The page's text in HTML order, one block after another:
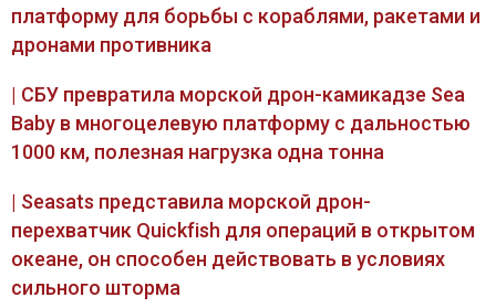
платформу для борьбы с кораблями, ракетами и
дронами противника
| СБУ превратила морской дрон-камикадзе Sea
Baby в многоцелевую платформу с дальностью
1000 км, полезная нагрузка одна тонна
| Seasats представила морской дрон-
перехватчик Quickfish для операций в открытом
океане, он способен действовать в условиях
сильного шторма